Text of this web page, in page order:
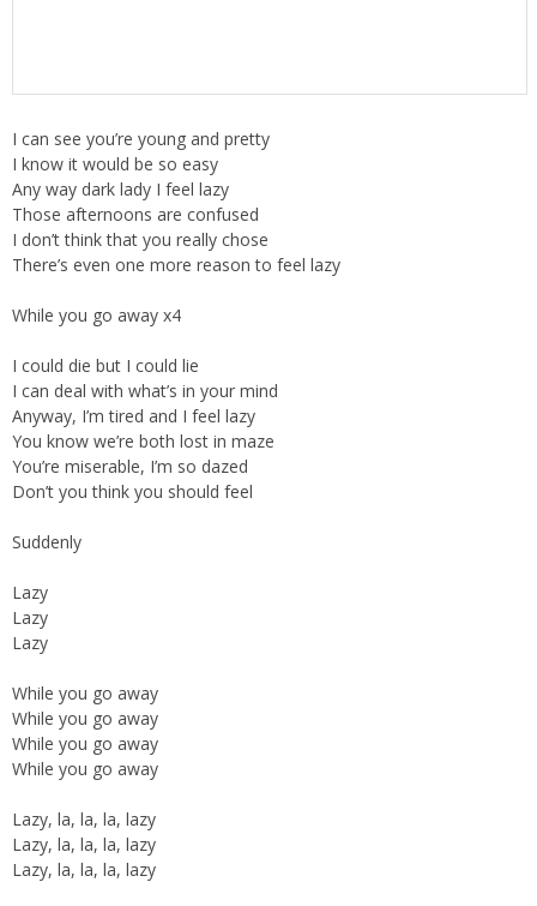
I can see you’re young and pretty
I know it would be so easy
Any way dark lady I feel lazy
Those afternoons are confused
I don’t think that you really chose
There’s even one more reason to feel lazy
While you go away x4
I could die but I could lie
I can deal with what’s in your mind
Anyway, I’m tired and I feel lazy
You know we’re both lost in maze
You’re miserable, I’m so dazed
Don’t you think you should feel
Suddenly
Lazy
Lazy
Lazy
While you go away
While you go away
While you go away
While you go away
Lazy, la, la, la, lazy
Lazy, la, la, la, lazy
Lazy, la, la, la, lazy